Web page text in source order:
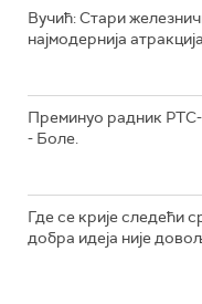
Вучић: Стари
најмодернија
Преминуо радник
- Боле.
Где се крије следећи
добра идеја није